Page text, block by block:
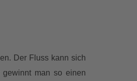
Der Fluss kann sich
man so einen